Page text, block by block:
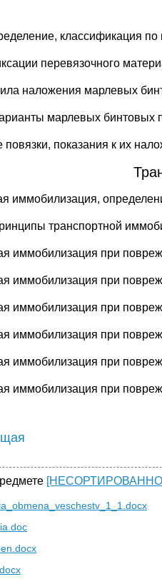
классификация
перевязочного
наложения марлевых
марлевых бинтовых
показания к их
иммобилизация,
транспортной
иммобилизация при
иммобилизация при
иммобилизация при
иммобилизация при
иммобилизация при
иммобилизация при